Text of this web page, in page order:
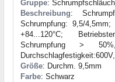
Gruppe:
Beschreibung:
Schrumpfung: 9,5/4,5mm;
+84...120°C;
Schrumpfung >
Größe: Durchm. 9,5mm
Farbe: Schwarz